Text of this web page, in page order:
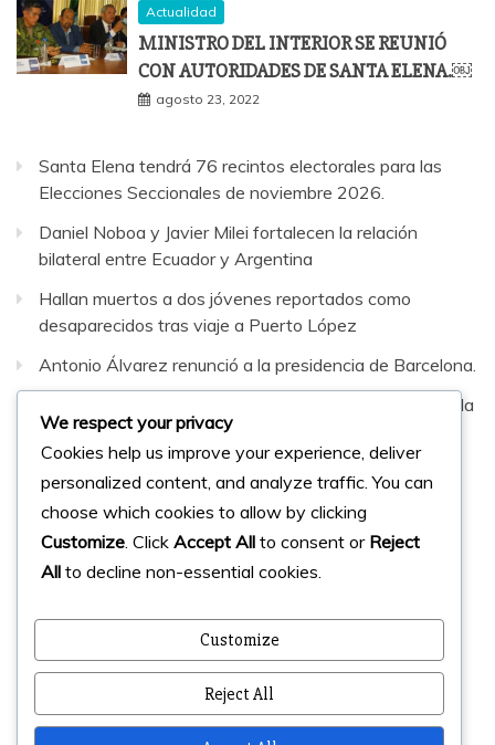
Actualidad
MINISTRO DEL INTERIOR SE REUNIÓ
CON AUTORIDADES DE SANTA ELENA.￼
agosto 23, 2022
Santa Elena tendrá 76 recintos electorales para las
Elecciones Seccionales de noviembre 2026.
Daniel Noboa y Javier Milei fortalecen la relación
bilateral entre Ecuador y Argentina
Hallan muertos a dos jóvenes reportados como
desaparecidos tras viaje a Puerto López
Antonio Álvarez renunció a la presidencia de Barcelona.
Sepultaron al hombre que murió en fatal accidente en la
vía Santa Elena–Guayaquil
Facebook
Instagram
Twitter
© 2023 Micharts. Todos los derechos reservados.
We respect your privacy
Cookies help us improve your experience, deliver
personalized content, and analyze traffic. You can
choose which cookies to allow by clicking
Customize . Click Accept All to consent or Reject
All to decline non-essential cookies.
Customize
Reject All